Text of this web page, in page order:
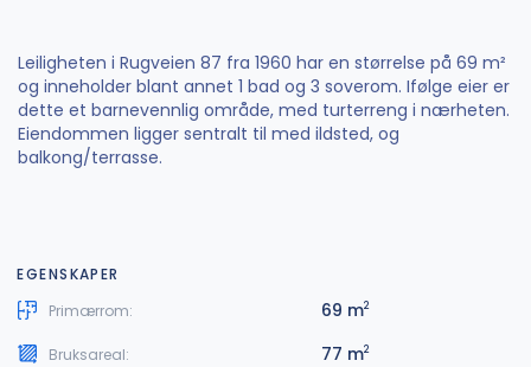
Leiligheten i Rugveien 87 fra 1960 har en størrelse på 69 m²
og inneholder blant annet 1 bad og 3 soverom. Ifølge eier er
dette et barnevennlig område, med turterreng i nærheten.
Eiendommen ligger sentralt til med ildsted, og
balkong/terrasse.
EGENSKAPER
Primærrom:
69 m2
Bruksareal: 77 m2